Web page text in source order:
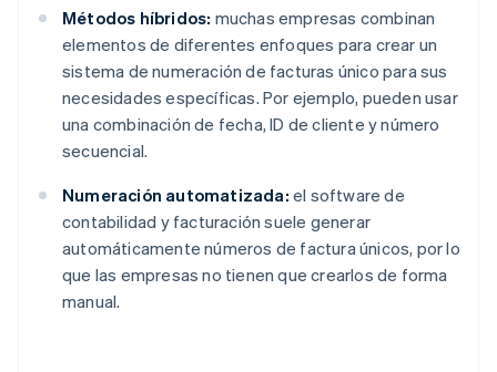
Métodos híbridos: muchas empresas combinan
elementos de diferentes enfoques para crear un
sistema de numeración de facturas único para sus
necesidades específicas. Por ejemplo, pueden usar
una combinación de fecha, ID de cliente y número
secuencial.
Numeración automatizada: el software de
contabilidad y facturación suele generar
automáticamente números de factura únicos, por lo
que las empresas no tienen que crearlos de forma
manual.